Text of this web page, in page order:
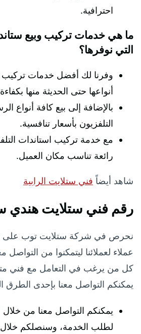
احترافية.
ما هي خدمات تركيب وبيع
التي نوفرها؟
وفرنا لك أفضل خدمات تركيب
أنواعها حتى الحديثة منها
بالإضافة إلى بيع كافة أنواع
التلفزيون بأسعار تنافسية.
مع خدمة تركيب استاندات
رائعة تناسب مكان العميل.
شاهد أيضاً فني ستلايت الرابية
رقم فني ستلايت هندي
نحرص في شركة ستلايت توب على
عملاء لعملائنا ليتمكنوا من
كل من يرغب في التعامل مع فني
يمكنكم التواصل معنا بإحدى الطرق
لطلب الخدمة، وسنصلكم خلال 24 ساعة.